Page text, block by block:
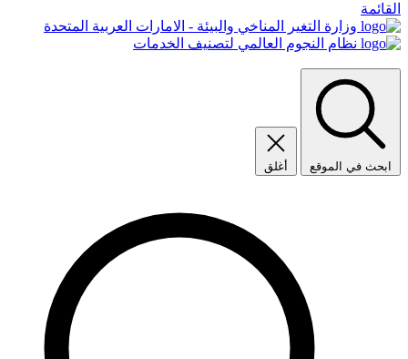
القائمة
وزارة التغير المناخي والبيئة - الامارات العربية المتحدة
نظام النجوم العالمي لتصنيف الخدمات
ابحث في الموقع أغلق